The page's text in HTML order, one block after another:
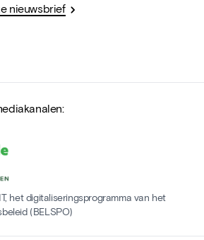
nieuwsbrief
het digitaliseringsprogramma van het
(BELSPO)